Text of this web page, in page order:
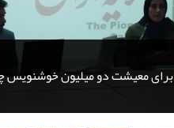
برای معیشت دو میلیون خوشنویس